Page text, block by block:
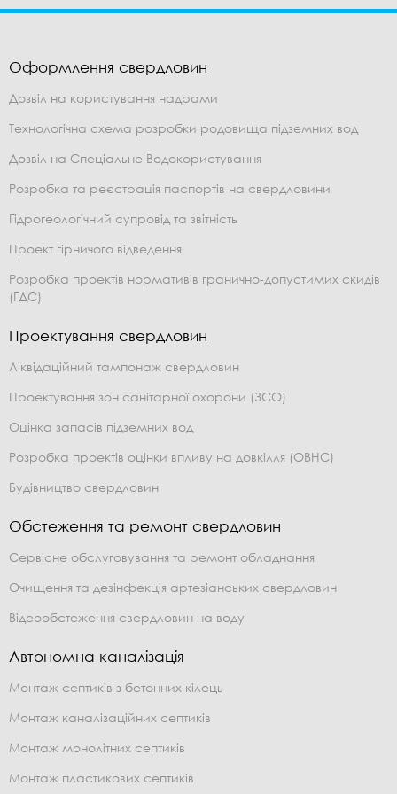
Оформлення свердловин
Дозвіл на користування надрами
Технологічна схема розробки родовища підземних вод
Дозвіл на Спеціальне Водокористування
Розробка та реєстрація паспортів на свердловини
Гідрогеологічний супровід та звітність
Проект гірничого відведення
Розробка проектів нормативів гранично-допустимих скидів
(ГДС)
Проектування свердловин
Ліквідаційний тампонаж свердловин
Проектування зон санітарної охорони (ЗСО)
Оцінка запасів підземних вод
Розробка проектів оцінки впливу на довкілля (ОВНС)
Будівництво свердловин
Обстеження та ремонт свердловин
Сервісне обслуговування та ремонт обладнання
Очищення та дезінфекція артезіанських свердловин
Відеообстеження свердловин на воду
Автономна каналізація
Монтаж септиків з бетонних кілець
Монтаж каналізаційних септиків
Монтаж монолітних септиків
Монтаж пластикових септиків